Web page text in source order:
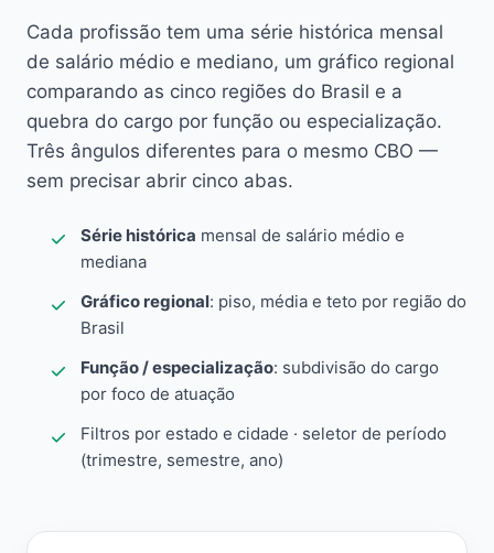
Cada profissão tem uma série histórica mensal
de salário médio e mediano, um gráfico regional
comparando as cinco regiões do Brasil e a
quebra do cargo por função ou especialização.
Três ângulos diferentes para o mesmo CBO —
sem precisar abrir cinco abas.
Série histórica mensal de salário médio e
mediana
Gráfico regional: piso, média e teto por região do
Brasil
Função / especialização: subdivisão do cargo
por foco de atuação
Filtros por estado e cidade · seletor de período
(trimestre, semestre, ano)